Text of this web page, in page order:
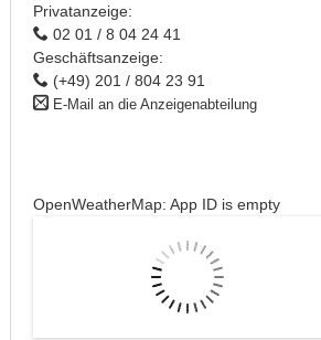
Privatanzeige:
02 01 / 8 04 24 41
Geschäftsanzeige:
(+49) 201 / 804 23 91
E-Mail an die Anzeigenabteilung
OpenWeatherMap: App ID is empty